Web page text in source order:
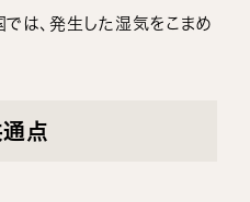
は、発生した湿気をこまめ
点